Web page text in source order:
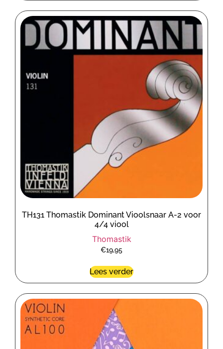
TH131 Thomastik Dominant Vioolsnaar A-2 voor
4/4 viool
Thomastik
€19,95
Lees verder